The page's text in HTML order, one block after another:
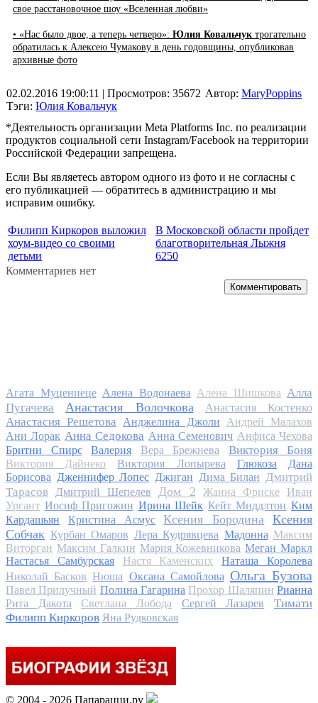
свое расстановочное шоу «Вселенная любви»
• «Нас было двое, а теперь четверо»: Юлия Ковальчук трогательно
обратилась к Алексею Чумакову в день годовщины, опубликовав
архивные фото
02.02.2016 19:00:11 | Просмотров: 35672
Тэги: Юлия Ковальчук
Автор: MaryPoppins
*Деятельность организации Meta Platforms Inc. по реализации
продуктов социальной сети Instagram/Facebook на территории
Российской Федерации запрещена.
Если Вы являетесь автором одного из фото и не согласны с
его публикацией — обратитесь в администрацию и мы
исправим ошибку.
Филипп Киркоров выложил
хоум-видео со своими
детьми
В Московской области пройдет
благотворительная Лыжня
6250
Комментариев нет
Комментировать
Агата Муцениеце Алена Водонаева Алена Шишкова Алла
Пугачева
Анастасия Волочкова Анастасия Костенко
Анастасия Решетова Анджелина Джоли
Андрей Малахов
Ани Лорак Анна Седокова Анна Семенович Анфиса Чехова
Бритни Спирс
Валерия Вера Брежнева Виктория Боня
Виктория Дайнеко Виктория Лопырева Глюкоза
Дана
Борисова Дженнифер Лопес Джиган Дима Билан Дмитрий
Тарасов
Дмитрий Шепелев Дом 2 Жанна Фриске
Иван
Ургант Иосиф Пригожин Ирина Шейк Кейт Миддлтон Ким
Кардашьян
Кристина Асмус Ксения Бородина
Ксения
Собчак Курбан Омаров Лера Кудрявцева Мадонна Максим
Виторган Максим Галкин Мария Кожевникова Меган Маркл
Настасья Самбурская
Настя Каменских
Наташа Королева
Николай Басков Нюша Оксана Самойлова Ольга Бузова
Павел Прилучный Полина Гагарина Прохор Шаляпин Рианна
Рита Дакота
Светлана Лобода Сергей Лазарев
Тимати
Филипп Киркоров Яна Рудковская
© 2004 - 2026 Папарацци.ру